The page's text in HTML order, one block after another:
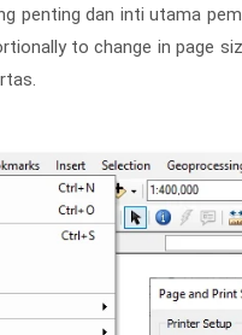
penting dan inti utama
to change in page